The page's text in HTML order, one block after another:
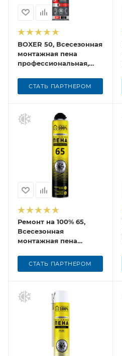
BOXER 50, Всесезонная
монтажная пена
профессиональная,
СТАТЬ ПАРТНЕРОМ
Ремонт на 100% 65,
Всесезонная
монтажная пена
СТАТЬ ПАРТНЕРОМ